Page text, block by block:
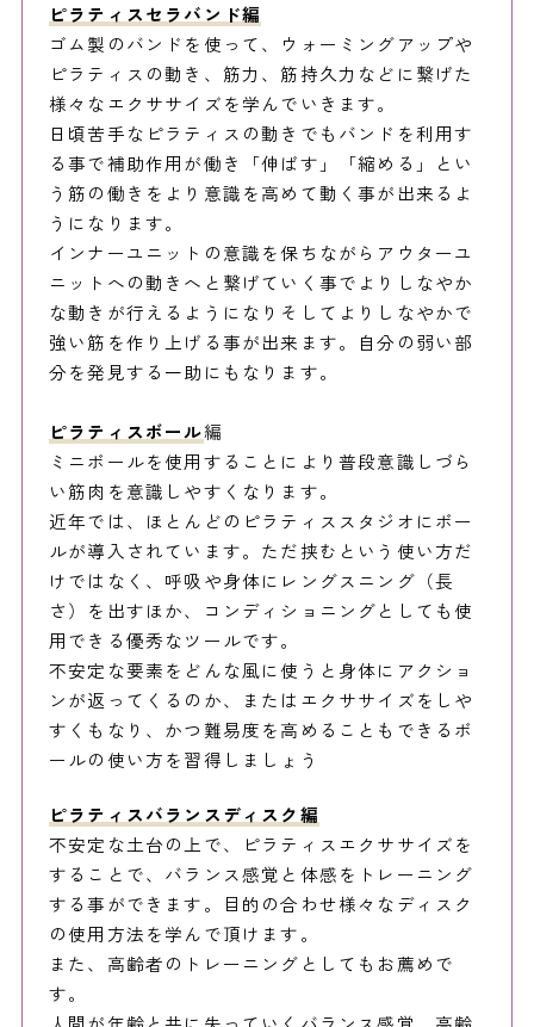
ピラティスセラバンド編
ゴム製のバンドを使って、ウォーミングアップや
ピラティスの動き、筋力、筋持久力などに繋げた
様々なエクササイズを学んでいきます。
日頃苦手なピラティスの動きでもバンドを利用す
る事で補助作用が働き「伸ばす」「縮める」とい
う筋の働きをより意識を高めて動く事が出来るよ
うになります。
インナーユニットの意識を保ちながらアウターユ
ニットへの動きへと繋げていく事でよりしなやか
な動きが行えるようになりそしてよりしなやかで
強い筋を作り上げる事が出来ます。自分の弱い部
分を発見する一助にもなります。
ピラティスボール編
ミニボールを使用することにより普段意識しづら
い筋肉を意識しやすくなります。
近年では、ほとんどのピラティススタジオにボー
ルが導入されています。ただ挟むという使い方だ
けではなく、呼吸や身体にレングスニング（長
さ）を出すほか、コンディショニングとしても使
用できる優秀なツールです。
不安定な要素をどんな風に使うと身体にアクショ
ンが返ってくるのか、またはエクササイズをしや
すくもなり、かつ難易度を高めることもできるボ
ールの使い方を習得しましょう
ピラティスバランスディスク編
不安定な土台の上で、ピラティスエクササイズを
することで、バランス感覚と体感をトレーニング
する事ができます。目的の合わせ様々なディスク
の使用方法を学んで頂けます。
また、高齢者のトレーニングとしてもお薦めで
す。